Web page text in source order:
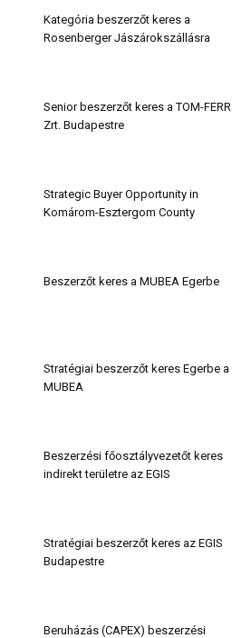
Kategória beszerzőt keres a
Rosenberger Jászárokszállásra
Senior beszerzőt keres a TOM-FERR
Zrt. Budapestre
Strategic Buyer Opportunity in
Komárom-Esztergom County
Beszerzőt keres a MUBEA Egerbe
Stratégiai beszerzőt keres Egerbe a
MUBEA
Beszerzési főosztályvezetőt keres
indirekt területre az EGIS
Stratégiai beszerzőt keres az EGIS
Budapestre
Beruházás (CAPEX) beszerzési